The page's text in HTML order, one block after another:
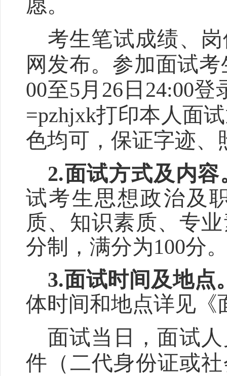
愿。
考生笔试成绩、
网发布。参加面试
00至5月 26 日 24:00登
=pzhjxk打印本人面
色均可，保证字迹、
2.面试方式及内容
试考生思想政治及
质、知识素质、专
分制，满分为100分
3.面试时间及地点
体时间和地点详见《
面试当日，面试
件（二代身份证或